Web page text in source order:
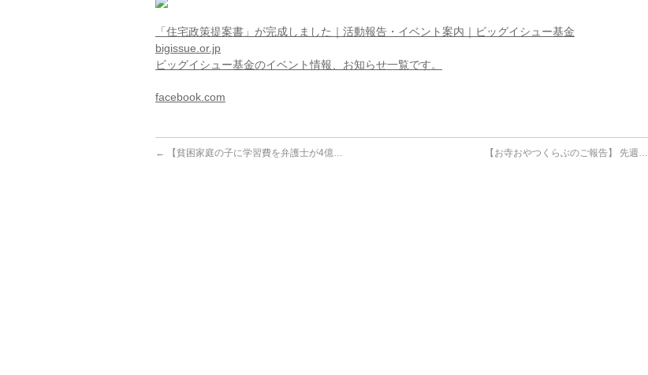
「住宅政策提案書」が完成しました｜活動報告・イベント案内｜ビッグイシュー基金
bigissue.or.jp
ビッグイシュー基金のイベント情報、お知らせ一覧です。
facebook.com
← 【貧困家庭の子に学習費を弁護士が4億… 【お寺おやつくらぶのご報告】 先週…